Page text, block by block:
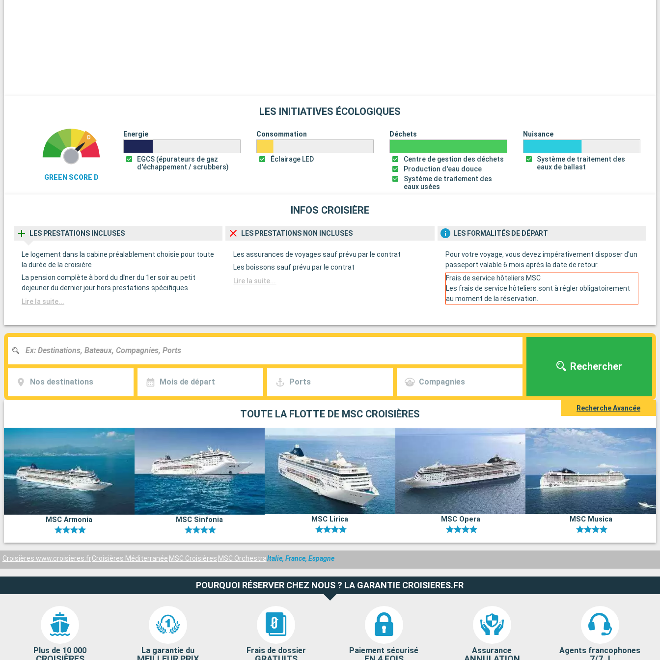
LES INITIATIVES ÉCOLOGIQUES
GREEN SCORE D
Energie
EGCS (épurateurs de gaz
d'échappement / scrubbers)
Consommation
Éclairage LED
Déchets
Centre de gestion des déchets
Production d'eau douce
Système de traitement des
eaux usées
Nuisance
Système de traitement des
eaux de ballast
INFOS CROISIÈRE
LES PRESTATIONS INCLUSES
Le logement dans la cabine préalablement choisie pour toute
la durée de la croisière
La pension complète à bord du dîner du 1er soir au petit
dejeuner du dernier jour hors prestations spécifiques
Lire la suite...
LES PRESTATIONS NON INCLUSES
Les assurances de voyages sauf prévu par le contrat
Les boissons sauf prévu par le contrat
Lire la suite...
LES FORMALITÉS DE DÉPART
Pour votre voyage, vous devez impérativement disposer d'un
passeport valable 6 mois après la date de retour.
Frais de service hôteliers MSC
Les frais de service hôteliers sont à régler obligatoirement
au moment de la réservation.
Nos destinations Mois de départ Ports Compagnies
Rechercher
Recherche Avancée
TOUTE LA FLOTTE DE MSC CROISIÈRES
MSC Armonia MSC Sinfonia MSC Lirica MSC Opera MSC Musica
Croisières www.croisieres.frCroisières Méditerranée MSC Croisières MSC OrchestraItalie, France, Espagne
POURQUOI RÉSERVER CHEZ NOUS ? LA GARANTIE CROISIERES.FR
Plus de 10 000 La garantie du Frais de dossier Paiement sécurisé Assurance Agents francophones